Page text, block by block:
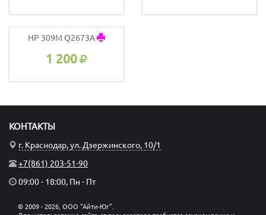
HP 309M Q2673A
1 200
КОНТАКТЫ
г. Краснодар, ул. Дзержинского, 10/1
+7(861) 203-51-90
09:00 - 18:00, Пн - Пт
© 2009 - 2026, ООО "Айти-Юг".